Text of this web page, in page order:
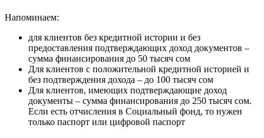
Напоминаем:
для клиентов без кредитной истории и без
предоставления подтверждающих доход документов –
сумма финансирования до 50 тысяч сом
Для клиентов с положительной кредитной историей и
без подтверждения дохода – до 100 тысяч сом
Для клиентов, имеющих подтверждающие доход
документы – сумма финансирования до 250 тысяч сом.
Если есть отчисления в Социальный фонд, то нужен
только паспорт или цифровой паспорт